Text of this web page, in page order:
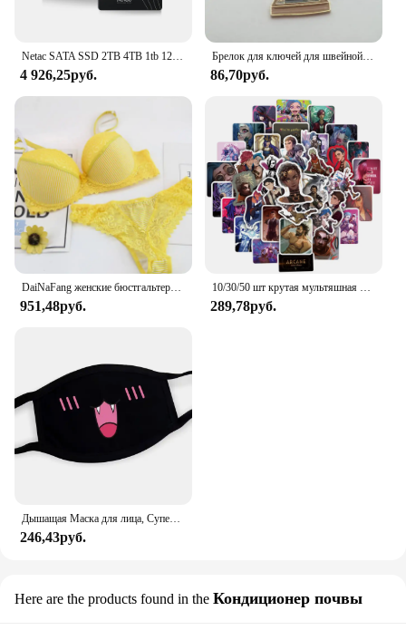
Netac SATA SSD 2TB 4TB 1tb 128gb SSD 480gb 512gb 256gb HD SSD Жесткий диск Hdd Внутренний твердотельный накопитель для ноутбука
4 926,25руб.
Брелок для ключей для швейной машинки, железная рулетка с измерительными ножницами, цепочка для ключей для платья, хороший подарок для женщин, ювелирные изделия ручной работы
86,70руб.
DaiNaFang женские бюстгальтеры с эффектом пуш-ап, комплект для больших бюстгальтеров, сексуальное кружевное белье, трусики, чашка BCDE, женское семейное белье, французское женское белье
951,48руб.
10/30/50 шт крутая мультяшная игра Arcane аниме наклейки наклейки мотоцикл ноутбук багаж гитара телефон автомобиль водостойкая наклейка детская игрушка
289,78руб.
Дышащая Маска для лица, Супер милое выражение, улыбка, для корейского черного Kpop, унисекс, кавайная хлопковая маска для рта, аниме
246,43руб.
Here are the products found in the Кондиционер почвы